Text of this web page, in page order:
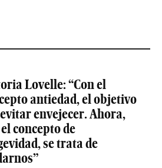
Lovelle: “Con el
antiedad, el objetivo
envejecer. Ahora,
concepto de
se trata de